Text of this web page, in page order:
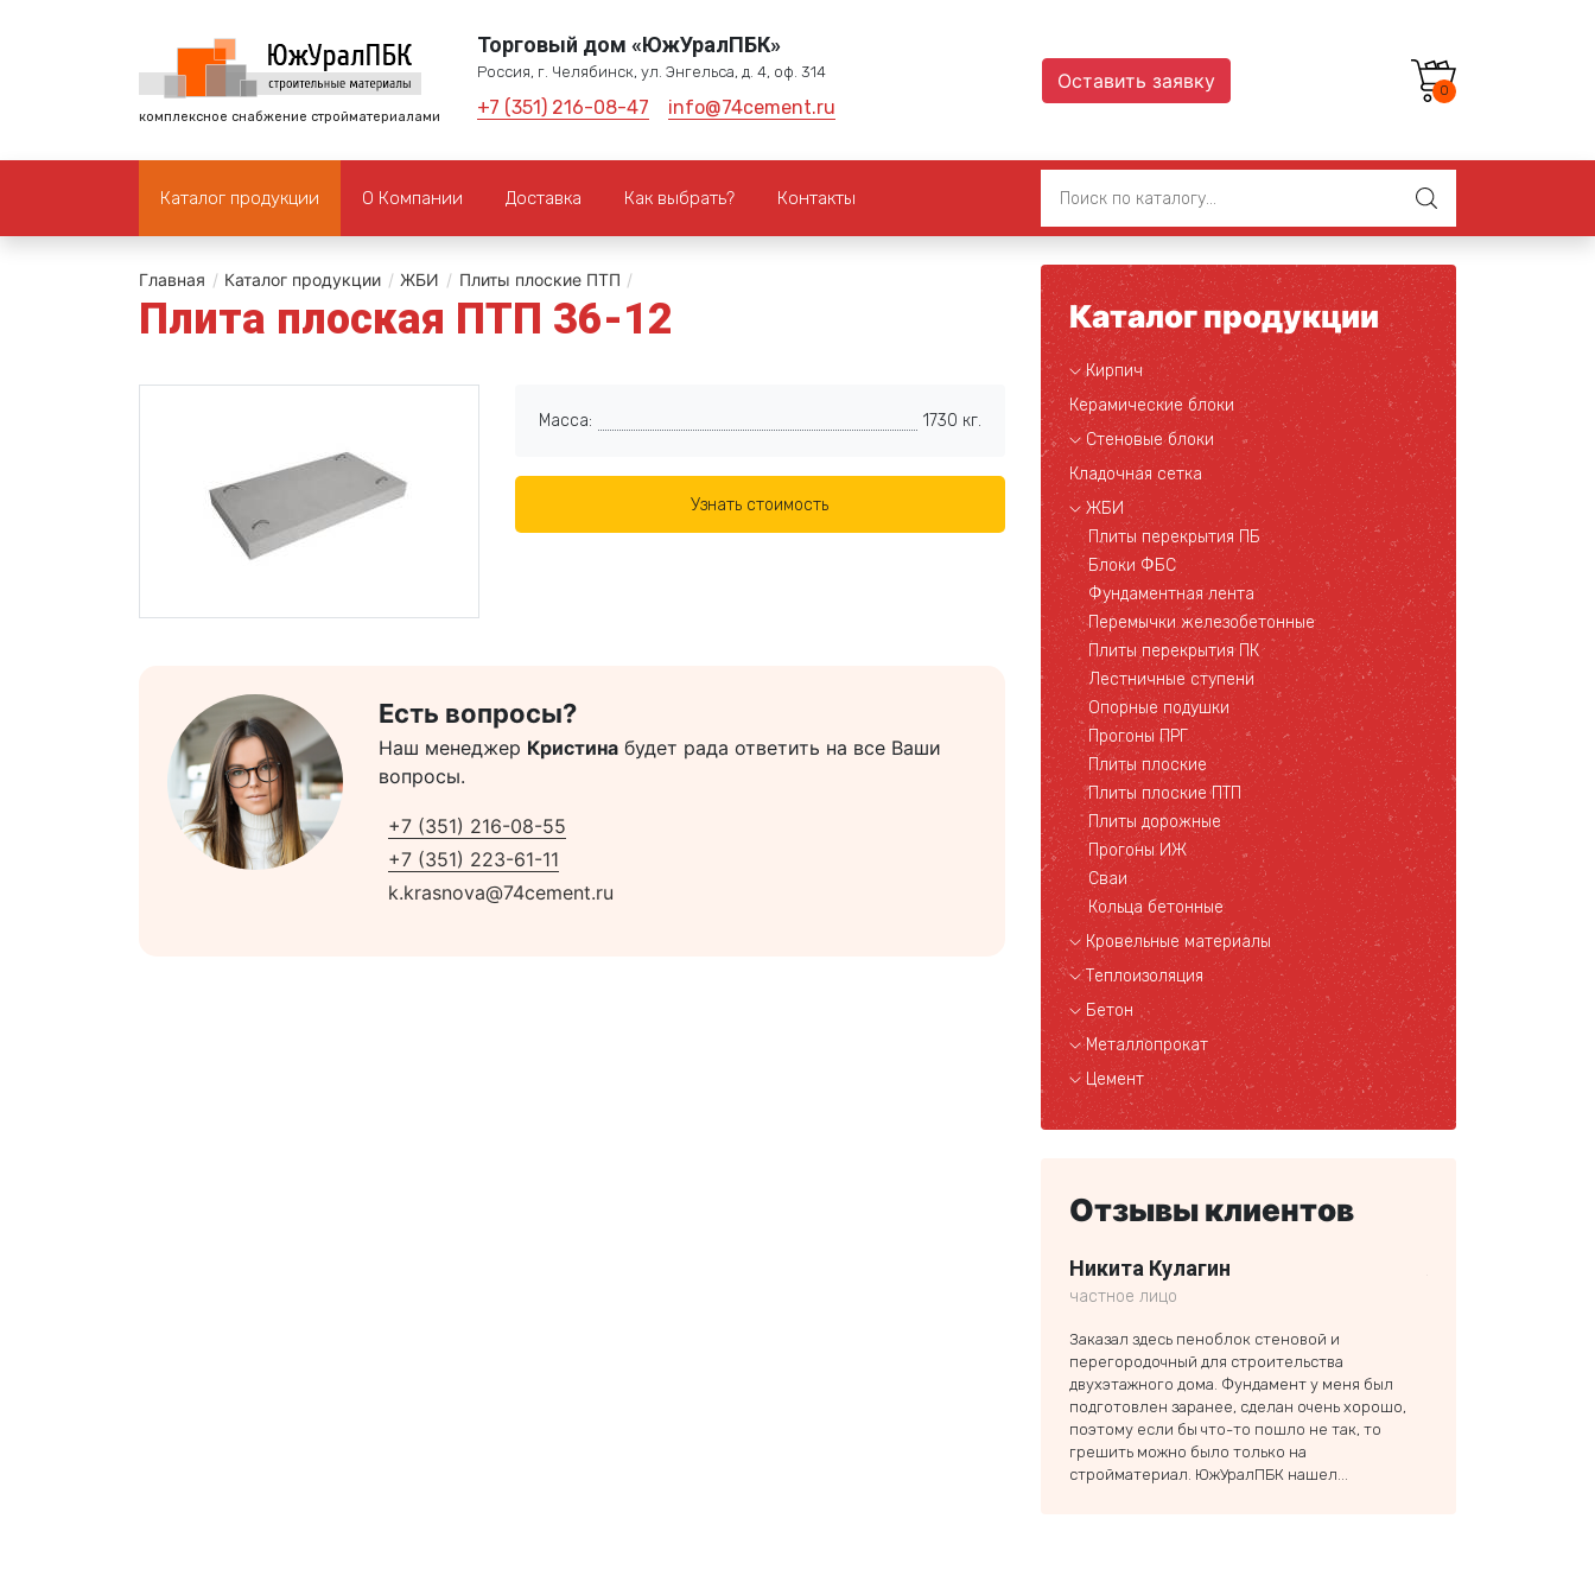
комплексное снабжение стройматериалами
Торговый дом «ЮжУралПБК»
Россия, г. Челябинск, ул. Энгельса, д. 4, оф. 314
+7 (351) 216-08-47 info@74cement.ru
Оставить заявку 0
Каталог продукции О Компании Доставка Как выбрать? Контакты
Главная / Каталог продукции / ЖБИ / Плиты плоские ПТП /
Плита плоская ПТП 36-12
Масса: 1730 кг.
Узнать стоимость
Есть вопросы?
Наш менеджер Кристина будет рада ответить на все Ваши
вопросы.
+7 (351) 216-08-55
+7 (351) 223-61-11
k.krasnova@74cement.ru
Каталог продукции
Кирпич
Керамические блоки
Стеновые блоки
Кладочная сетка
ЖБИ
Плиты перекрытия ПБ
Блоки ФБС
Фундаментная лента
Перемычки железобетонные
Плиты перекрытия ПК
Лестничные ступени
Опорные подушки
Прогоны ПРГ
Плиты плоские
Плиты плоские ПТП
Плиты дорожные
Прогоны ИЖ
Сваи
Кольца бетонные
Кровельные материалы
Теплоизоляция
Бетон
Металлопрокат
Цемент
Отзывы клиентов
Никита Кулагин
частное лицо
Заказал здесь пеноблок стеновой и
перегородочный для строительства
двухэтажного дома. Фундамент у меня был
подготовлен заранее, сделан очень хорошо,
поэтому если бы что-то пошло не так, то
грешить можно было только на
стройматериал. ЮжУралПБК нашел...